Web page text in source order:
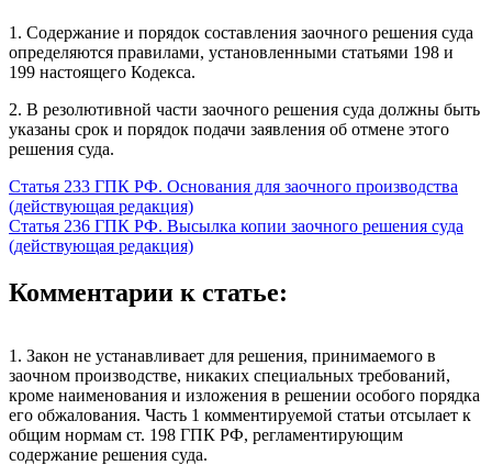
1. Содержание и порядок составления заочного решения суда
определяются правилами, установленными статьями 198 и
199 настоящего Кодекса.
2. В резолютивной части заочного решения суда должны быть
указаны срок и порядок подачи заявления об отмене этого
решения суда.
Статья 233 ГПК РФ. Основания для заочного производства
(действующая редакция)
Статья 236 ГПК РФ. Высылка копии заочного решения суда
(действующая редакция)
Комментарии к статье:
1. Закон не устанавливает для решения, принимаемого в
заочном производстве, никаких специальных требований,
кроме наименования и изложения в решении особого порядка
его обжалования. Часть 1 комментируемой статьи отсылает к
общим нормам ст. 198 ГПК РФ, регламентирующим
содержание решения суда.